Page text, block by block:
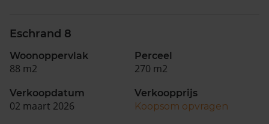
Eschrand 8
Woonoppervlak
88 m2
Perceel
270 m2
Verkoopdatum
02 maart 2026
Verkoopprijs
Koopsom opvragen